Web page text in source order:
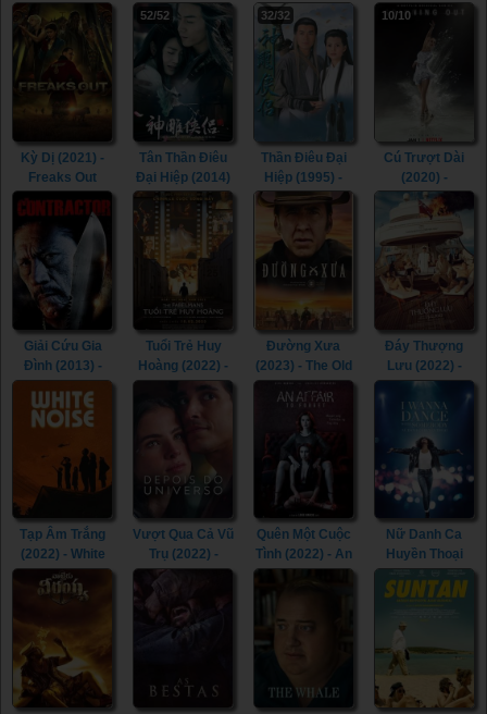
Kỳ Dị (2021) -
Freaks Out
(2021)
52/52
Tân Thần Điêu
Đại Hiệp (2014)
- The Romance
of the Condor
Heroes (2014)
32/32
Thần Điêu Đại
Hiệp (1995) -
Return of The
Condor Heroes
(1995)
10/10
Cú Trượt Dài
(2020) -
Spinning Out
(2020)
Giải Cứu Gia
Đình (2013) -
The Contractor
(2013)
Tuổi Trẻ Huy
Hoàng (2022) -
The Fabelmans
(2022)
Đường Xưa
(2023) - The Old
Way (2023)
Đáy Thượng
Lưu (2022) -
Triangle of
Sadness (2022)
Tạp Âm Trắng
(2022) - White
Noise (2022)
Vượt Qua Cả Vũ
Trụ (2022) -
Beyond the
Universe (2022)
Quên Một Cuộc
Tình (2022) - An
Affair to Forget
Nữ Danh Ca
Huyền Thoại
(2022) - Whitney
Houston: I
with Somebody
(2022)